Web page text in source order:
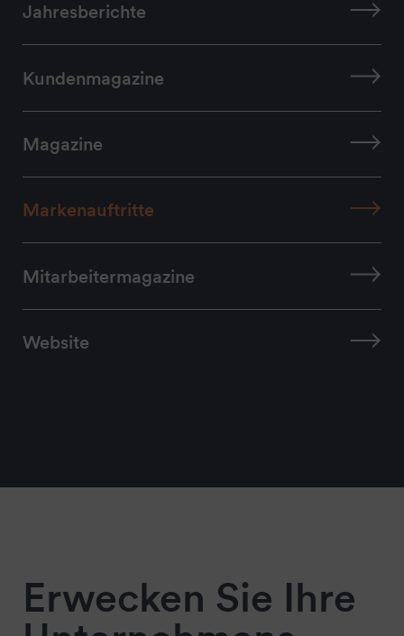
Jahresberichte
Kundenmagazine
Magazine
Markenauftritte
Mitarbeitermagazine
Website
Erwecken Sie Ihre